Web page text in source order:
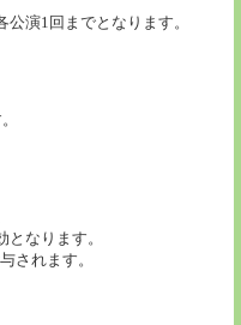
演1回までとなります。
なります。
されます。